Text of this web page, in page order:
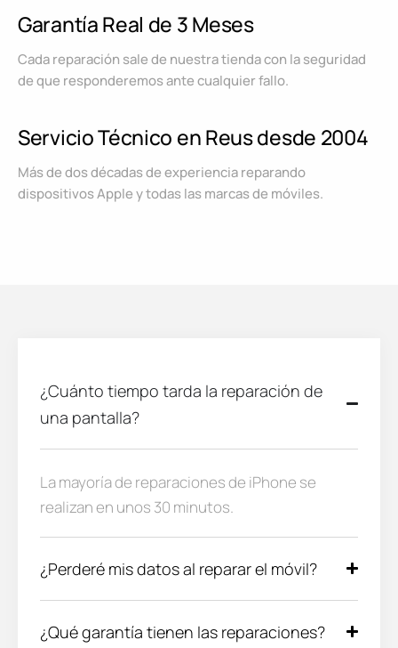
Garantía Real de 3 Meses
Cada reparación sale de nuestra tienda con la seguridad
de que responderemos ante cualquier fallo.
Servicio Técnico en Reus desde 2004
Más de dos décadas de experiencia reparando
dispositivos Apple y todas las marcas de móviles.
¿Cuánto tiempo tarda la reparación de
una pantalla?
La mayoría de reparaciones de iPhone se
realizan en unos 30 minutos.
¿Perderé mis datos al reparar el móvil?
¿Qué garantía tienen las reparaciones?